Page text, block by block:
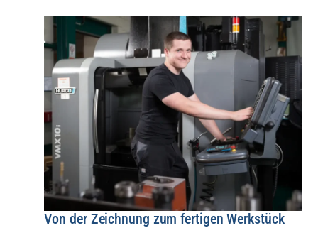
Von der Zeichnung zum fertigen Werkstück